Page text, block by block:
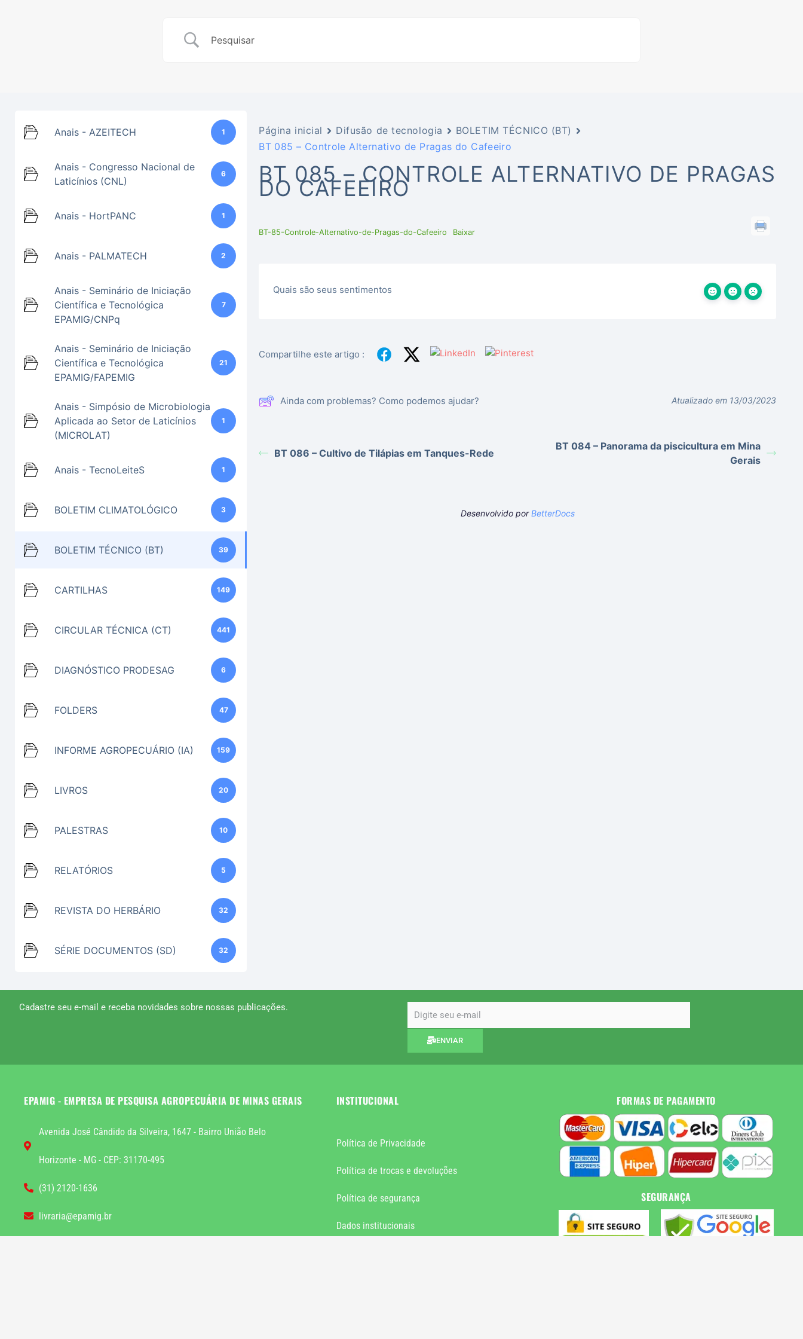
Anais - AZEITECH 1
Anais - Congresso Nacional de
Laticínios (CNL)
6
Anais - HortPANC 1
Anais - PALMATECH 2
Anais - Seminário de Iniciação
Científica e Tecnológica
EPAMIG/CNPq
7
Anais - Seminário de Iniciação
Científica e Tecnológica
EPAMIG/FAPEMIG
21
Anais - Simpósio de Microbiologia
Aplicada ao Setor de Laticínios
(MICROLAT)
1
Anais - TecnoLeiteS 1
BOLETIM CLIMATOLÓGICO 3
BOLETIM TÉCNICO (BT) 39
CARTILHAS 149
CIRCULAR TÉCNICA (CT) 441
DIAGNÓSTICO PRODESAG 6
FOLDERS 47
INFORME AGROPECUÁRIO (IA) 159
LIVROS 20
PALESTRAS 10
RELATÓRIOS 5
REVISTA DO HERBÁRIO 32
SÉRIE DOCUMENTOS (SD) 32
Página inicial Difusão de tecnologia
BOLETIM TÉCNICO (BT)
BT 085 – Controle Alternativo de Pragas do Cafeeiro
BT 085 – CONTROLE ALTERNATIVO DE PRAGAS
DO CAFEEIRO
BT-85-Controle-Alternativo-de-Pragas-do-Cafeeiro Baixar
Quais são seus sentimentos
Compartilhe este artigo :
Ainda com problemas? Como podemos ajudar? Atualizado em 13/03/2023
BT 086 – Cultivo de Tilápias em Tanques-Rede
BT 084 – Panorama da piscicultura em Mina
Gerais
Desenvolvido porBetterDocs
Cadastre seu e-mail e receba novidades sobre nossas publicações.
ENVIAR
EPAMIG - EMPRESA DE PESQUISA AGROPECUÁRIA DE MINAS GERAIS
Avenida José Cândido da Silveira, 1647 - Bairro União Belo
Horizonte - MG - CEP: 31170-495
(31) 2120-1636
livraria@epamig.br
INSTITUCIONAL
Política de Privacidade
Política de trocas e devoluções
Política de segurança
Dados institucionais
FORMAS DE PAGAMENTO
SEGURANÇA